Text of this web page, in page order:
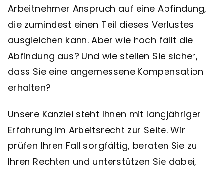
Arbeitnehmer Anspruch auf eine Abfindung,
die zumindest einen Teil dieses Verlustes
ausgleichen kann. Aber wie hoch fällt die
Abfindung aus? Und wie stellen Sie sicher,
dass Sie eine angemessene Kompensation
erhalten?
Unsere Kanzlei steht Ihnen mit langjähriger
Erfahrung im Arbeitsrecht zur Seite. Wir
prüfen Ihren Fall sorgfältig, beraten Sie zu
Ihren Rechten und unterstützen Sie dabei,